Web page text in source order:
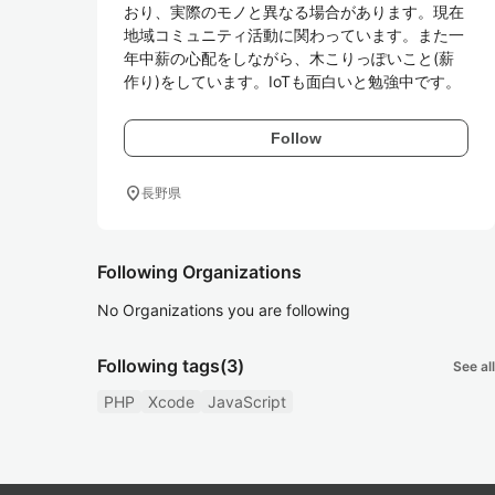
おり、実際のモノと異なる場合があります。現在
地域コミュニティ活動に関わっています。また一
年中薪の心配をしながら、木こりっぽいこと(薪
作り)をしています。IoTも面白いと勉強中です。
Follow
location_on長野県
Following Organizations
No Organizations you are following
Following tags(3) See all
PHP Xcode JavaScript